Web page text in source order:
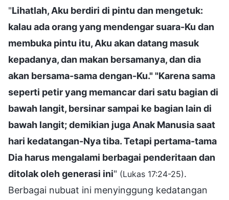
"Lihatlah, Aku berdiri di pintu dan mengetuk:
kalau ada orang yang mendengar suara-Ku dan
membuka pintu itu, Aku akan datang masuk
kepadanya, dan makan bersamanya, dan dia
akan bersama-sama dengan-Ku." "Karena sama
seperti petir yang memancar dari satu bagian di
bawah langit, bersinar sampai ke bagian lain di
bawah langit; demikian juga Anak Manusia saat
hari kedatangan-Nya tiba. Tetapi pertama-tama
Dia harus mengalami berbagai penderitaan dan
ditolak oleh generasi ini" (Lukas 17:24-25).
Berbagai nubuat ini menyinggung kedatangan